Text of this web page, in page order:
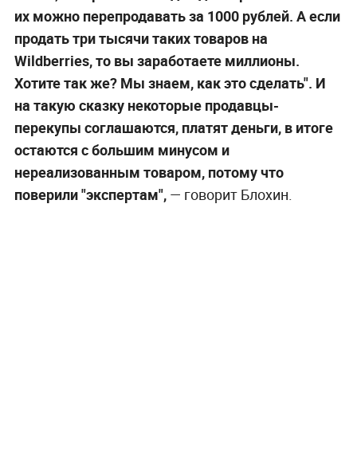
их можно перепродавать за 1000 рублей. А если
продать три тысячи таких товаров на
Wildberries, то вы заработаете миллионы.
Хотите так же? Мы знаем, как это сделать". И
на такую сказку некоторые продавцы-
перекупы соглашаются, платят деньги, в итоге
остаются с большим минусом и
нереализованным товаром, потому что
поверили "экспертам", — говорит Блохин.